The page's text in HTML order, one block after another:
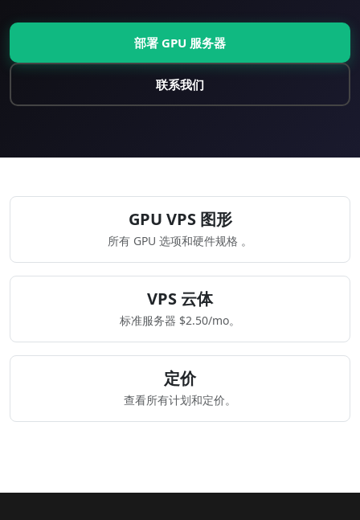
部署 GPU 服务器
联系我们
GPU VPS 图形
所有 GPU 选项和硬件规格 。
VPS 云体
标准服务器 $2.50/mo。
定价
查看所有计划和定价。